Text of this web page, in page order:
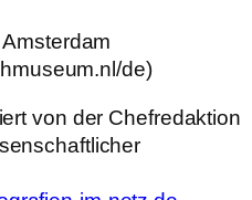
de)
von der Chefredaktion